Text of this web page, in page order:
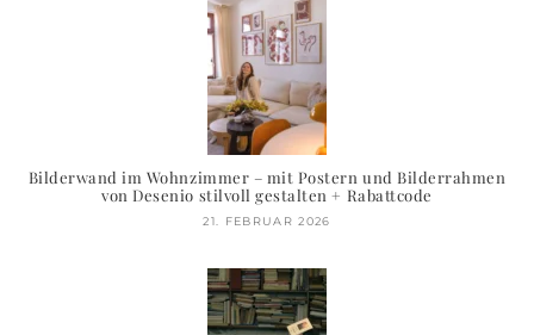
Bilderwand im Wohnzimmer – mit Postern und Bilderrahmen
von Desenio stilvoll gestalten + Rabattcode
21. FEBRUAR 2026